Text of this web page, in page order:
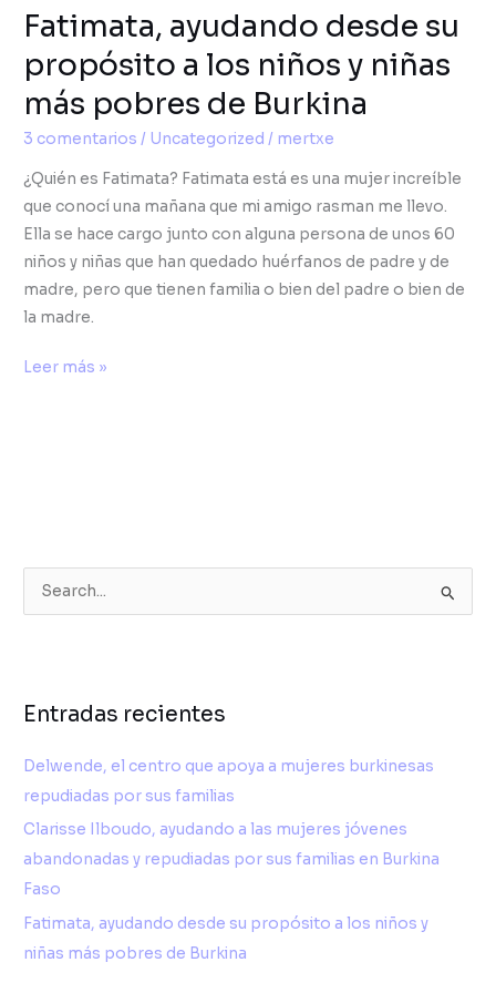
Fatimata, ayudando desde su
propósito a los niños y niñas
más pobres de Burkina
3 comentarios / Uncategorized / mertxe
¿Quién es Fatimata? Fatimata está es una mujer increíble
que conocí una mañana que mi amigo rasman me llevo.
Ella se hace cargo junto con alguna persona de unos 60
niños y niñas que han quedado huérfanos de padre y de
madre, pero que tienen familia o bien del padre o bien de
la madre.
Burkina
Leer más »
a
p
o
r
:
Entradas recientes
Delwende, el centro que apoya a mujeres burkinesas
repudiadas por sus familias
Clarisse Ilboudo, ayudando a las mujeres jóvenes
abandonadas y repudiadas por sus familias en Burkina
Faso
Fatimata, ayudando desde su propósito a los niños y
niñas más pobres de Burkina